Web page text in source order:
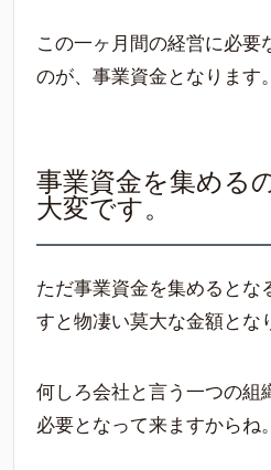
この一ヶ月間の経営に必要
のが、事業資金となります。
事業資金を集める
大変です。
ただ事業資金を集めるとな
すと物凄い莫大な金額とな
何しろ会社と言う一つの組
必要となって来ますからね。